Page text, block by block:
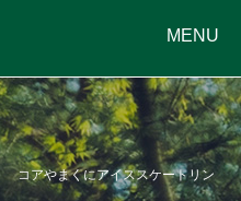
MENU
コアやまくにアイススケートリン